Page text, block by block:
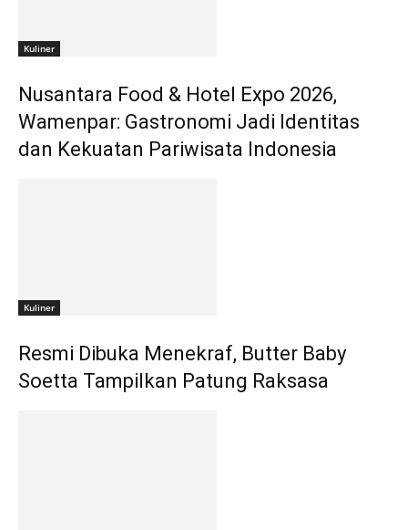
Kuliner
Nusantara Food & Hotel Expo 2026,
Wamenpar: Gastronomi Jadi Identitas
dan Kekuatan Pariwisata Indonesia
Kuliner
Resmi Dibuka Menekraf, Butter Baby
Soetta Tampilkan Patung Raksasa